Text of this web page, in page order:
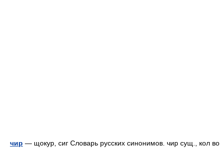
чир — щокур, сиг Словарь русских синонимов. чир сущ., кол во